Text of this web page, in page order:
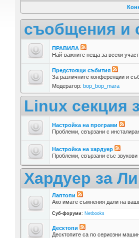
съобщения и
ПРАВИЛА
Най-важните неща за всеки
Предстоящи събития
За различните конференции и
Модератор:bop_bop_mara
Linux секция
Настройка на програми
Проблеми, свързани с
Настройка на хардуер
Проблеми, свързани със
Хардуер за
Лаптопи
Ако имате съмнения дали на
Суб-форуми: Netbooks
Десктопи
Десктопите са по сериозни